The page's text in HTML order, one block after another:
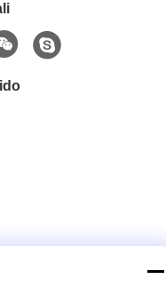
Baomin Rd, distretto di